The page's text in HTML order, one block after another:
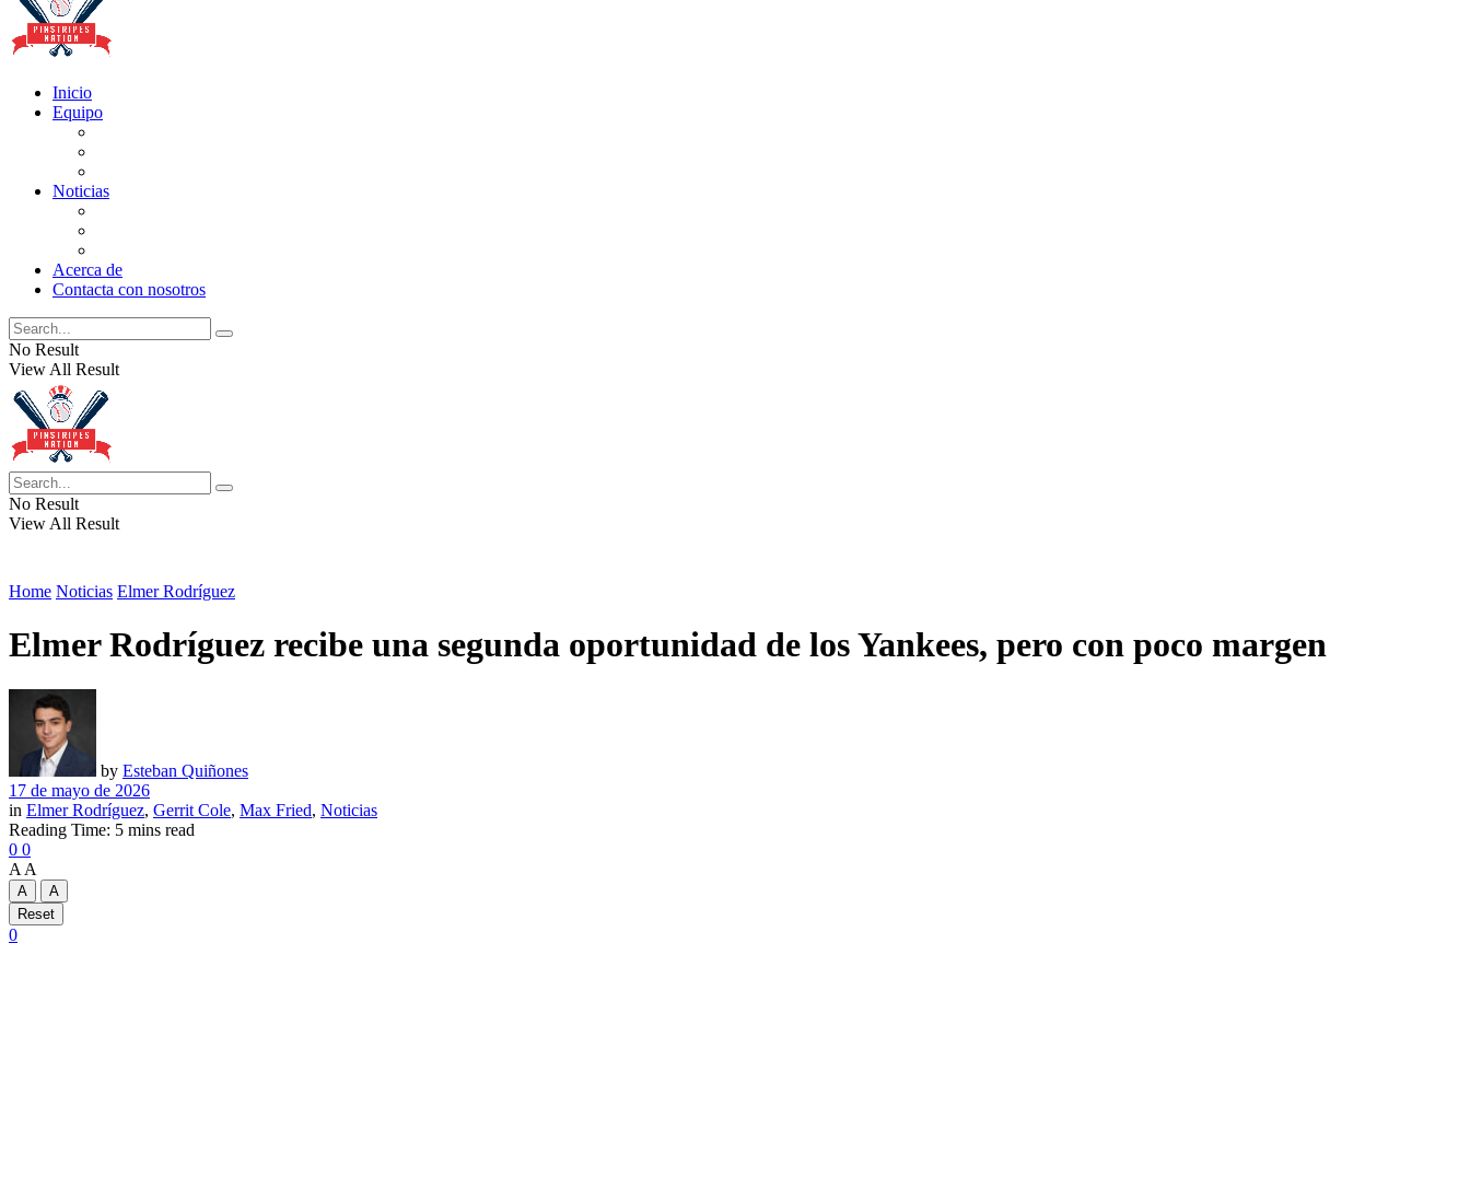
Inicio
Equipo
Noticias
Acerca de
Contacta con nosotros
No Result
View All Result
No Result
View All Result
Home Noticias Elmer Rodríguez
Elmer Rodríguez recibe una segunda oportunidad de los Yankees, pero con poco margen
by Esteban Quiñones
17 de mayo de 2026
in Elmer Rodríguez, Gerrit Cole, Max Fried, Noticias
Reading Time: 5 mins read
0 0
A A
A
A
Reset
0